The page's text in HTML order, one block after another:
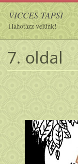
VICCES TAPSI
Hahotázz velünk!
7. oldal